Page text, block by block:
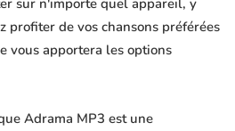
sur n'importe quel appareil, y
profiter de vos chansons préférées
vous apportera les options
Adrama MP3 est une